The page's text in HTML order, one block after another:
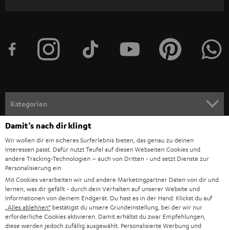
e
n
m
e
l
d
u
n
g
Kategorien
HEIMKINO
HEIMKINO-KOMPLETTANLAGEN
SOUNDBARS
STEREO
SMART HOME
Unternehmen
SUPPORT
KARRIERE
PRESSE & MARKETING
GESCHÄFTSKUNDEN
Teufel Onlineshops
DEUTSCHLAND
ÖSTERREICH
Damit‘s nach dir klingt
Wir wollen dir ein sicheres Surferlebnis bieten, das genau zu deinen
Interessen passt. Dafür nutzt Teufel auf diesen Webseiten Cookies und
andere Tracking-Technologien – auch von Dritten - und setzt Dienste zur
Personalisierung ein.
Mit Cookies verarbeiten wir und andere Marketingpartner Daten von dir und
lernen, was dir gefällt - durch dein Verhalten auf unserer Website und
Informationen von deinem Endgerät. Du hast es in der Hand: Klickst du auf
„Alles ablehnen“ bestätigst du unsere Grundeinstellung, bei der wir nur
erforderliche Cookies aktivieren. Damit erhältst du zwar Empfehlungen,
diese werden jedoch zufällig ausgewählt. Personalisierte Werbung und